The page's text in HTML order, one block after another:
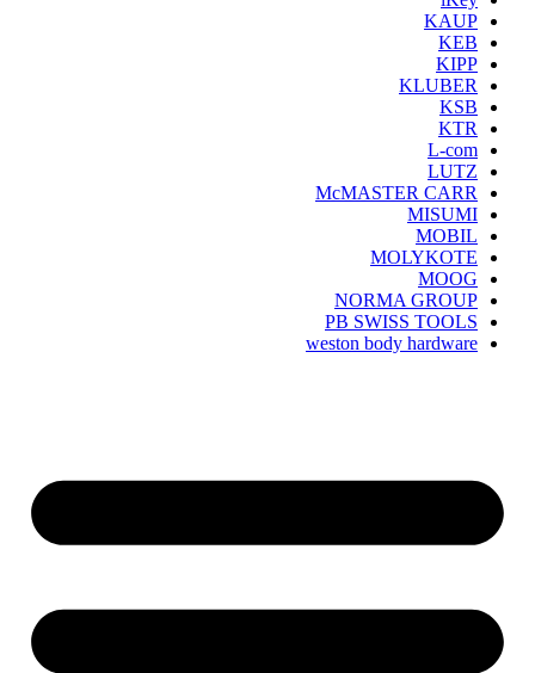
KAUP
KEB
KIPP
KLUBER
KSB
KTR
L-com
LUTZ
McMASTER CARR
MISUMI
MOBIL
MOLYKOTE
MOOG
NORMA GROUP
PB SWISS TOOLS
weston body hardware